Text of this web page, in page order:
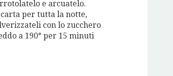
e arcuatelo.
per tutta la notte,
con lo zucchero
a 190° per 15 minuti